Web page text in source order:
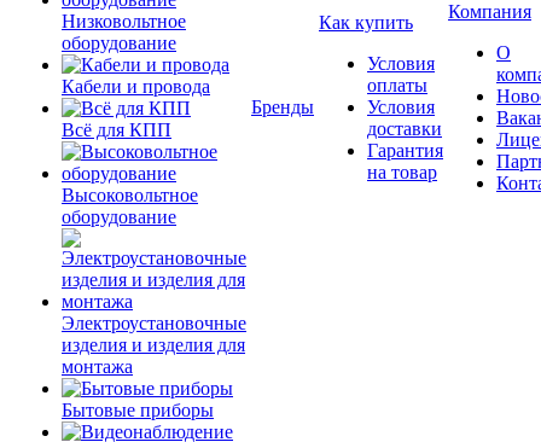
Низковольтное
оборудование
Кабели и провода
Всё для КПП
Высоковольтное
оборудование
Электроустановочные
изделия и изделия для
монтажа
Бытовые приборы
Бренды
Как купить
Условия
оплаты
Условия
доставки
Гарантия
на товар
Компания
О